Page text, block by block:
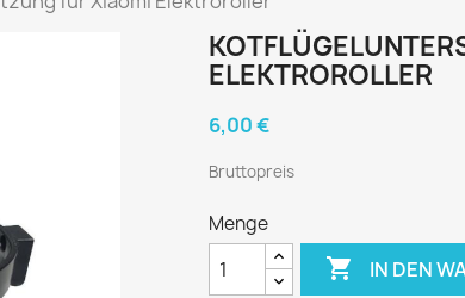
ELEKTROROLLER
6,00 €
Bruttopreis
Menge
 IN DEN